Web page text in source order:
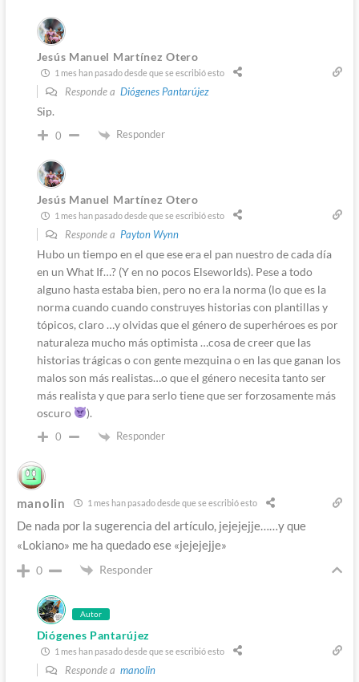
Jesús Manuel Martínez Otero
1 mes han pasado desde que se escribió esto
Responde a Diógenes Pantarújez
Sip.
0 Responder
Jesús Manuel Martínez Otero
1 mes han pasado desde que se escribió esto
Responde a Payton Wynn
Hubo un tiempo en el que ese era el pan nuestro de cada día
en un What If…? (Y en no pocos Elseworlds). Pese a todo
alguno hasta estaba bien, pero no era la norma (lo que es la
norma cuando cuando construyes historias con plantillas y
tópicos, claro …y olvidas que el género de superhéroes es por
naturaleza mucho más optimista …cosa de creer que las
historias trágicas o con gente mezquina o en las que ganan los
malos son más realistas…o que el género necesita tanto ser
más realista y que para serlo tiene que ser forzosamente más
oscuro
).
0 Responder
manolin 1 mes han pasado desde que se escribió esto
De nada por la sugerencia del artículo, jejejejje……y que
«Lokiano» me ha quedado ese «jejejejje»
0 Responder
Autor
Diógenes Pantarújez
1 mes han pasado desde que se escribió esto
Responde a manolin